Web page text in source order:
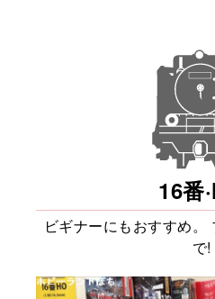
16番
ビギナーにもおすすめ。
で!